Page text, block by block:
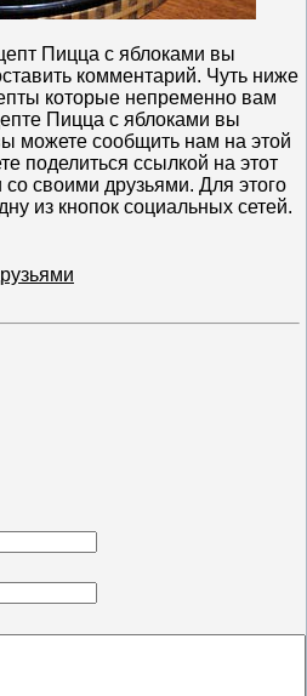
Пицца с яблоками вы
комментарий. Чуть ниже
которые непременно вам
Пицца с яблоками вы
можете сообщить нам на этой
поделиться ссылкой на этот
своими друзьями. Для этого
из кнопок социальных сетей.